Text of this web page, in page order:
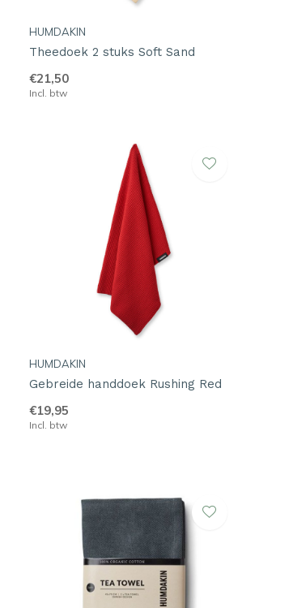
HUMDAKIN
Theedoek 2 stuks Soft Sand
€21,50
Incl. btw
HUMDAKIN
Gebreide handdoek Rushing Red
€19,95
Incl. btw